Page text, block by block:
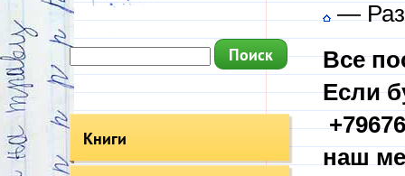
Книги
—
Все
Если
наш